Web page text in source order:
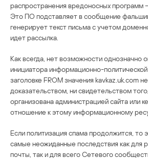
распространения вредоносных программ
Это ПО подставляет в сообщение
генерирует текст письма с учетом
идет рассылка.
Как всегда, нет возможности однозначно
инициатора информационно-
заголовке FROM значения kavkaz.uk.com
доказательством, ни свидетельством
организована администрацией сайта или
отношение к этому информационному
Если политизация спама продолжится, то
самые неожиданные последствия как для
почты, так и для всего Сетевого